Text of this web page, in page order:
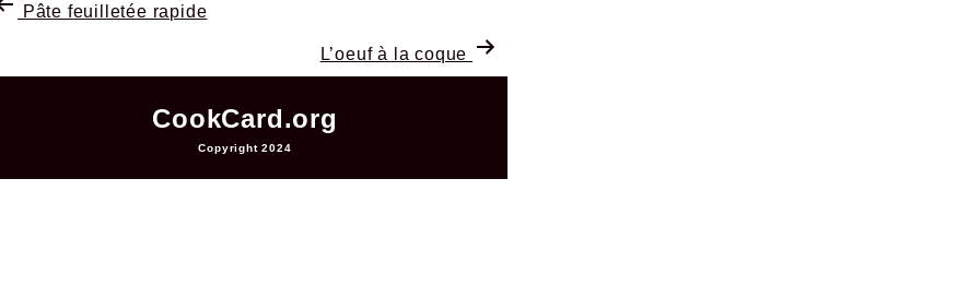
Pâte feuilletée rapide
L’oeuf à la coque
CookCard.org
Copyright 2024